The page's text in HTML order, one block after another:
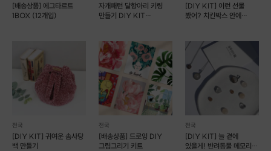
[배송상품] 에그타르트
1BOX (12개입)
자개패턴 달항아리 키링
만들기 DIY KIT
[DIY KIT] 이런 선물
봤어? 치킨박스 안에
전국
[DIY KIT] 귀여운 솜사탕
백 만들기
전국
[배송상품] 드로잉 DIY
그림그리기 키트
전국
[DIY KIT] 늘 곁에
있을게! 반려동물 메모리얼